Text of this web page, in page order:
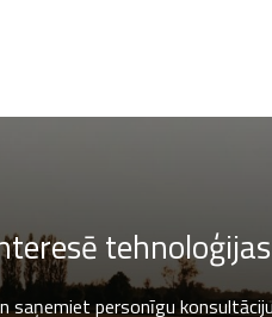
saņemiet personīgu